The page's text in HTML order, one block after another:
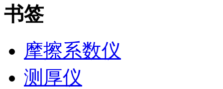
书签
摩擦系数仪
测厚仪